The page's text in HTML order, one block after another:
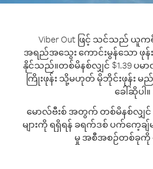
Viber Out ဖြင့် သင်သည် ယူက
အရည်အသွေး ကောင်းမွန်သော ဖုန်း
နိုင်သည်။တစ်မိနစ်လျှင် $1.39 ပမ
ကြိုးဖုန်း သို့မဟုတ် မိုဘိုင်းဖုန်း
ခေါ်ဆိုပါ။
မောလ်ဗီးစ် အတွက် တစ်မိနစ်လျှင်
များကို ရရှိရန် ခရက်ဒစ် ပက်ကေ့ချ်
မှု အစီအစဉ်တစ်ခုကို